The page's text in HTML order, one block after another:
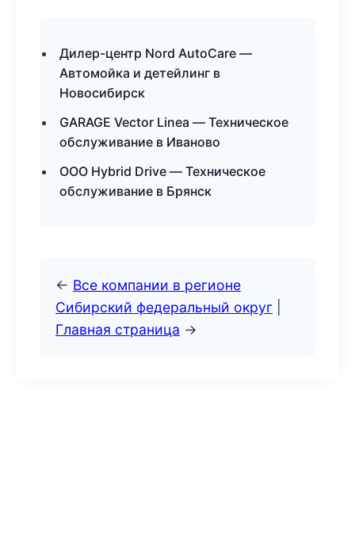
Дилер-центр Nord AutoCare —
Автомойка и детейлинг в
Новосибирск
GARAGE Vector Linea — Техническое
обслуживание в Иваново
ООО Hybrid Drive — Техническое
обслуживание в Брянск
← Все компании в регионе
Сибирский федеральный округ
Главная страница →